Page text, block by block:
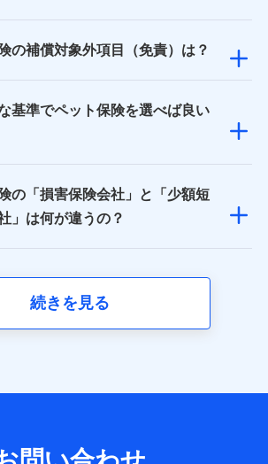
れる利用データの項目】
NTTドコモがサービス提供等を通じて
ールアドレス、お客さまの識別子、属
ントサービスのご利用に関する情報。例
カード番号、性別、年齢、家族構成、住
ドコモが提供する各種サービスなどの
に関する情報。例として、当社又は株式
供する各種サービスのご契約状態・ご利
動に関する情報、購入されたサービスや
所・決済に関する情報、アンケートの回
どが含まれます。
報
、生年月日、性別、保険契約者と被保険
の情報、ペットの種類や年齢など）及び
の補償対象外項目（免責）は？
基準でペット保険を選べば良い
の「損害保険会社」と「少額短
」は何が違うの？
続きを見る